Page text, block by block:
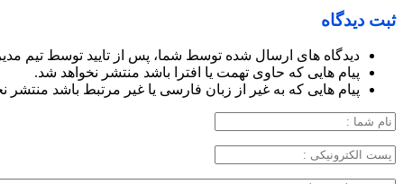
ثبت دیدگاه
دیدگاه های ارسال شده توسط شما، پس از تایید توسط تیم
پیام هایی که حاوی تهمت یا افترا باشد منتشر نخواهد شد.
پیام هایی که به غیر از زبان فارسی یا غیر مرتبط باشد منتشر